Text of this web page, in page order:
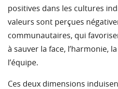
positives dans les cultures
valeurs sont perçues
communautaires, qui
à sauver la face, l’harmonie,
l’équipe.
Ces deux dimensions